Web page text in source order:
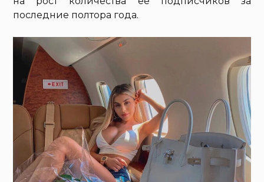
последние полтора года.